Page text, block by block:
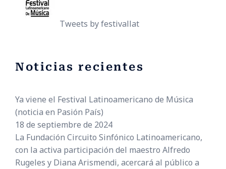
Tweets by festivallat
Noticias recientes
Ya viene el Festival Latinoamericano de Música
(noticia en Pasión País)
18 de septiembre de 2024
La Fundación Circuito Sinfónico Latinoamericano,
con la activa participación del maestro Alfredo
Rugeles y Diana Arismendi, acercará al público a